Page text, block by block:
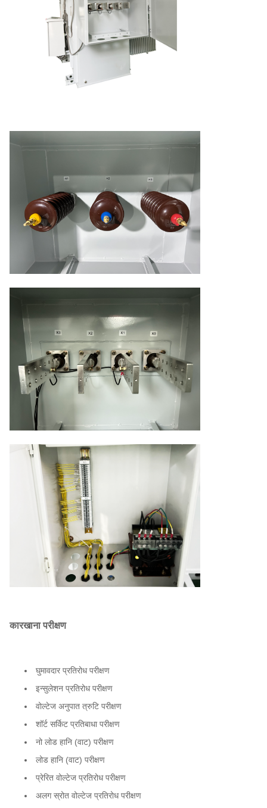
कारखाना परीक्षण
घुमावदार प्रतिरोध परीक्षण
इन्सुलेशन प्रतिरोध परीक्षण
वोल्टेज अनुपात त्रुटि परीक्षण
शॉर्ट सर्किट प्रतिबाधा परीक्षण
नो लोड हानि (वाट) परीक्षण
लोड हानि (वाट) परीक्षण
प्रेरित वोल्टेज प्रतिरोध परीक्षण
अलग स्रोत वोल्टेज प्रतिरोध परीक्षण